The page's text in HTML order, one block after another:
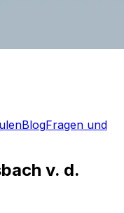
BlogFragen und
v. d.